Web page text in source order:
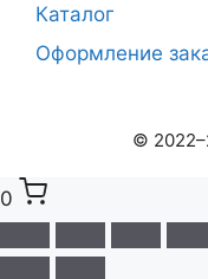
Каталог
Оформление
©
0